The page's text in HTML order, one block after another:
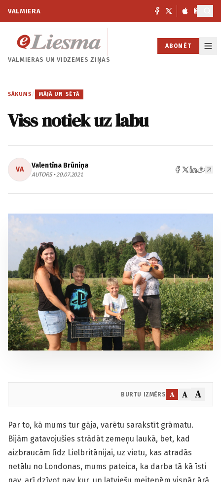
VALMIERA
VALMIERAS UNVIDZEMES ZIŅAS
ABONĒT
SĀKUMS / MĀJĀ UN SĒTĀ
Viss notiek uz labu
VA Valentīna Brūniņa
AUTORS • 20.07.2021.
BURTU IZMĒRS A A A
Par to, kā mums tur gāja, varētu sarakstīt grāmatu.
Bijām gatavojušies strādāt zemeņu laukā, bet, kad
aizbraucām līdz Lielbritānijai, uz vietu, kas atradās
netālu no Londonas, mums pateica, ka darba tā kā īsti